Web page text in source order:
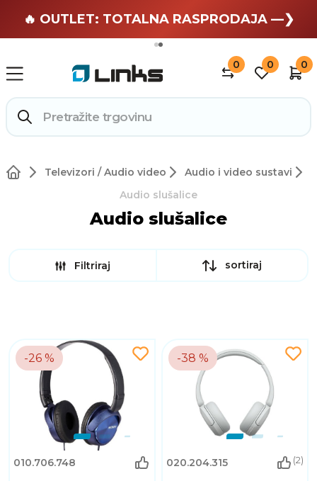
🏄 Zaslužuješ odmor —❯
🔥 OUTLET: TOTALNA RASPRODAJA —❯
0 0 0
Televizori / Audio video
Audio i video sustavi
Audio slušalice
Audio slušalice
Filtriraj sortiraj
-26 %
010.706.748
-38 %
020.204.315 (2)